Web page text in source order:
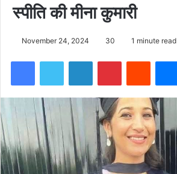
स्पीति की मीना कुमारी
November 24, 2024 30 1 minute read